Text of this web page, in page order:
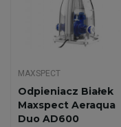
MAXSPECT
Odpieniacz Białek
Maxspect Aeraqua
Duo AD600